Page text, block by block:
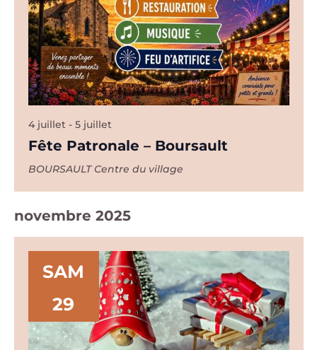
Fête Patronale – Boursault
4 juillet- 5 juillet
BOURSAULTCentre du village
novembre 2025
SAM
29